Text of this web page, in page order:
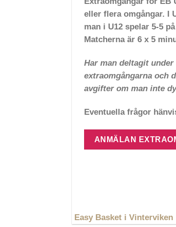
eller flera omgångar. I
man i U12 spelar 5-5
Matcherna är 6 x 5
Har man deltagit
extraomgångarna och
avgifter om man inte
Eventuella frågor
ANMÄLAN
Easy Basket i Vinterviken